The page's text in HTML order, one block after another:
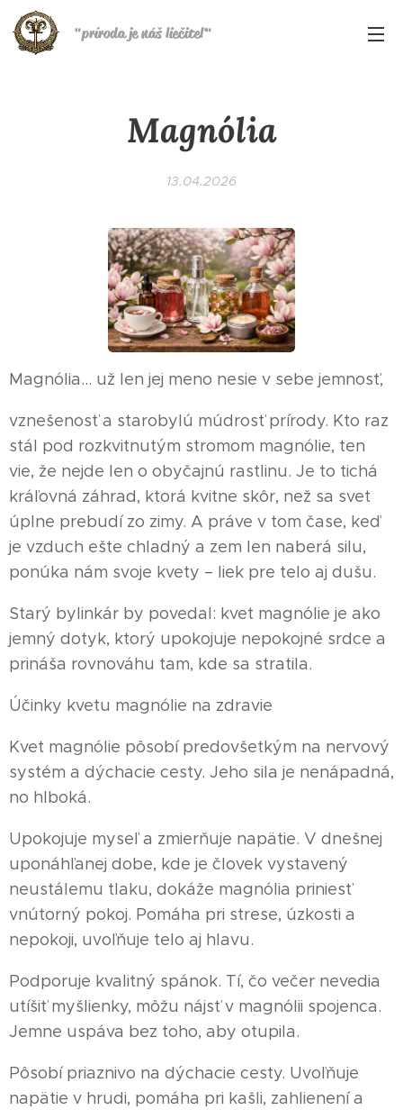
"príroda je náš liečiteľ"
Magnólia
13.04.2026
Magnólia… už len jej meno nesie v sebe jemnosť,
vznešenosť a starobylú múdrosť prírody. Kto raz
stál pod rozkvitnutým stromom magnólie, ten
vie, že nejde len o obyčajnú rastlinu. Je to tichá
kráľovná záhrad, ktorá kvitne skôr, než sa svet
úplne prebudí zo zimy. A práve v tom čase, keď
je vzduch ešte chladný a zem len naberá silu,
ponúka nám svoje kvety – liek pre telo aj dušu.
Starý bylinkár by povedal: kvet magnólie je ako
jemný dotyk, ktorý upokojuje nepokojné srdce a
prináša rovnováhu tam, kde sa stratila.
Účinky kvetu magnólie na zdravie
Kvet magnólie pôsobí predovšetkým na nervový
systém a dýchacie cesty. Jeho sila je nenápadná,
no hlboká.
Upokojuje myseľ a zmierňuje napätie. V dnešnej
uponáhľanej dobe, kde je človek vystavený
neustálemu tlaku, dokáže magnólia priniesť
vnútorný pokoj. Pomáha pri strese, úzkosti a
nepokoji, uvoľňuje telo aj hlavu.
Podporuje kvalitný spánok. Tí, čo večer nevedia
utíšiť myšlienky, môžu nájsť v magnólii spojenca.
Jemne uspáva bez toho, aby otupila.
Pôsobí priaznivo na dýchacie cesty. Uvoľňuje
napätie v hrudi, pomáha pri kašli, zahlienení a